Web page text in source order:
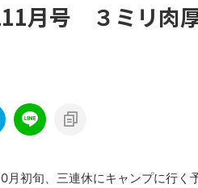
月号 ３ミリ肉
初旬、三連休にキャンプに行く